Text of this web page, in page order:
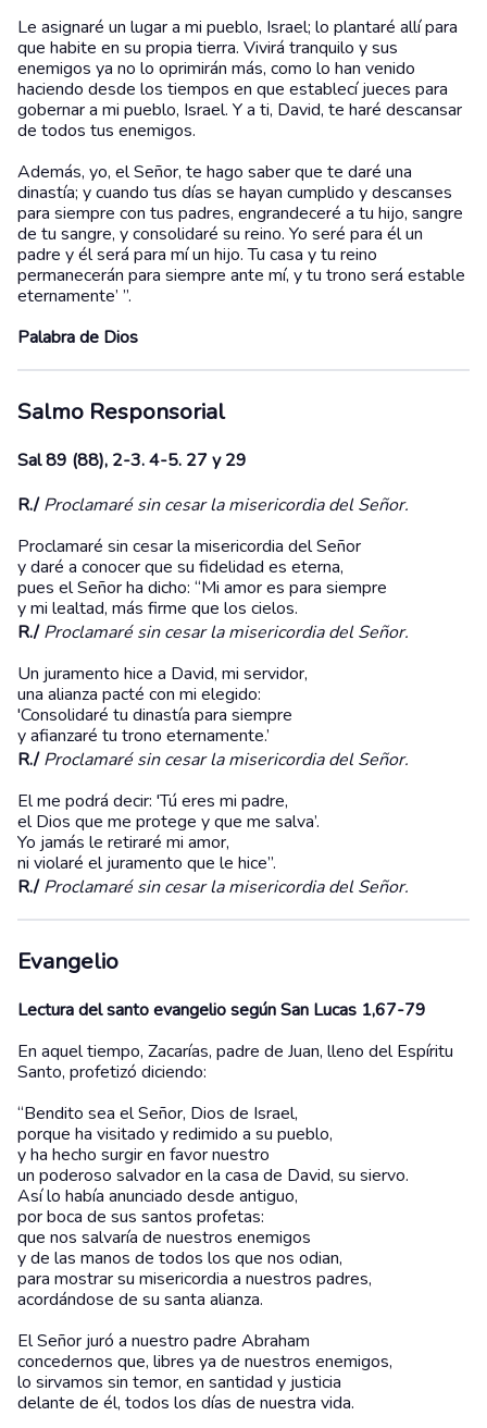
Le asignaré un lugar a mi pueblo, Israel; lo plantaré allí para
que habite en su propia tierra. Vivirá tranquilo y sus
enemigos ya no lo oprimirán más, como lo han venido
haciendo desde los tiempos en que establecí jueces para
gobernar a mi pueblo, Israel. Y a ti, David, te haré descansar
de todos tus enemigos.
Además, yo, el Señor, te hago saber que te daré una
dinastía; y cuando tus días se hayan cumplido y descanses
para siempre con tus padres, engrandeceré a tu hijo, sangre
de tu sangre, y consolidaré su reino. Yo seré para él un
padre y él será para mí un hijo. Tu casa y tu reino
permanecerán para siempre ante mí, y tu trono será estable
eternamente’ ”.
Palabra de Dios
Salmo Responsorial
Sal 89 (88), 2-3. 4-5. 27 y 29
R./Proclamaré sin cesar la misericordia del Señor.
Proclamaré sin cesar la misericordia del Señor
y daré a conocer que su fidelidad es eterna,
pues el Señor ha dicho: “Mi amor es para siempre
y mi lealtad, más firme que los cielos.
R./Proclamaré sin cesar la misericordia del Señor.
Un juramento hice a David, mi servidor,
una alianza pacté con mi elegido:
'Consolidaré tu dinastía para siempre
y afianzaré tu trono eternamente.’
R./Proclamaré sin cesar la misericordia del Señor.
El me podrá decir: 'Tú eres mi padre,
el Dios que me protege y que me salva’.
Yo jamás le retiraré mi amor,
ni violaré el juramento que le hice”.
R./Proclamaré sin cesar la misericordia del Señor.
Evangelio
Lectura del santo evangelio según San Lucas 1,67-79
En aquel tiempo, Zacarías, padre de Juan, lleno del Espíritu
Santo, profetizó diciendo:
“Bendito sea el Señor, Dios de Israel,
porque ha visitado y redimido a su pueblo,
y ha hecho surgir en favor nuestro
un poderoso salvador en la casa de David, su siervo.
Así lo había anunciado desde antiguo,
por boca de sus santos profetas:
que nos salvaría de nuestros enemigos
y de las manos de todos los que nos odian,
para mostrar su misericordia a nuestros padres,
acordándose de su santa alianza.
El Señor juró a nuestro padre Abraham
concedernos que, libres ya de nuestros enemigos,
lo sirvamos sin temor, en santidad y justicia
delante de él, todos los días de nuestra vida.